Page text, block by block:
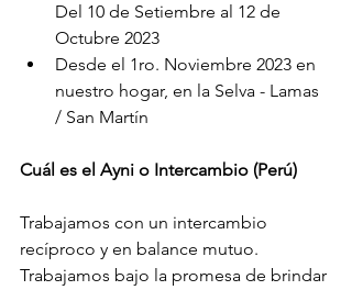
Del 10 de Setiembre al 12 de
Octubre 2023
Desde el 1ro. Noviembre 2023 en
nuestro hogar, en la Selva - Lamas
/ San Martín
Cuál es el Ayni o Intercambio (Perú)
Trabajamos con un intercambio
recíproco y en balance mutuo.
Trabajamos bajo la promesa de brindar